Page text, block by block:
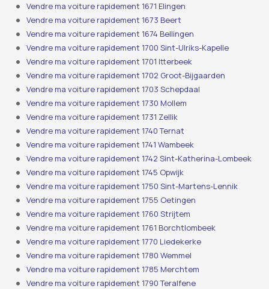
Vendre ma voiture rapidement 1671 Elingen
Vendre ma voiture rapidement 1673 Beert
Vendre ma voiture rapidement 1674 Bellingen
Vendre ma voiture rapidement 1700 Sint-Ulriks-Kapelle
Vendre ma voiture rapidement 1701 Itterbeek
Vendre ma voiture rapidement 1702 Groot-Bijgaarden
Vendre ma voiture rapidement 1703 Schepdaal
Vendre ma voiture rapidement 1730 Mollem
Vendre ma voiture rapidement 1731 Zellik
Vendre ma voiture rapidement 1740 Ternat
Vendre ma voiture rapidement 1741 Wambeek
Vendre ma voiture rapidement 1742 Sint-Katherina-Lombeek
Vendre ma voiture rapidement 1745 Opwijk
Vendre ma voiture rapidement 1750 Sint-Martens-Lennik
Vendre ma voiture rapidement 1755 Oetingen
Vendre ma voiture rapidement 1760 Strijtem
Vendre ma voiture rapidement 1761 Borchtlombeek
Vendre ma voiture rapidement 1770 Liedekerke
Vendre ma voiture rapidement 1780 Wemmel
Vendre ma voiture rapidement 1785 Merchtem
Vendre ma voiture rapidement 1790 Teralfene